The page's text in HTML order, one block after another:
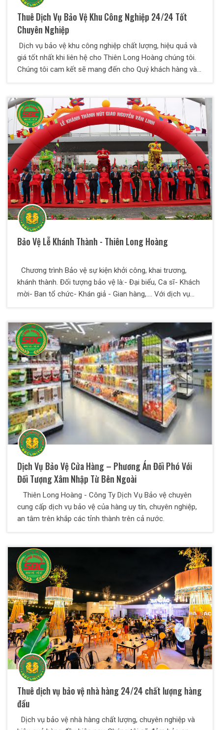
Thuê Dịch Vụ Bảo Vệ Khu Công Nghiệp 24/24 Tốt
Chuyên Nghiệp
Dịch vụ bảo vệ khu công nghiệp chất lượng, hiệu quả và
giá tốt nhất khi liên hệ cho Thiên Long Hoàng chúng tôi.
Chúng tôi cam kết sẽ mang đến cho Quý khách hàng và
Bảo Vệ Lễ Khánh Thành - Thiên Long Hoàng
Chương trình Bảo vệ sự kiện khởi công, khai trương,
khánh thành. Đối tượng bảo vệ là:- Đại biểu, Ca sĩ- Khách
mời- Ban tổ chức- Khán giả - Gian hàng,.... Với dịch vụ
kinh doanh của mình.
Dịch Vụ Bảo Vệ Cửa Hàng – Phương Án Đối Phó Với
Đối Tượng Xâm Nhập Từ Bên Ngoài
Thiên Long Hoàng - Công Ty Dịch Vụ Bảo vệ chuyên
cung cấp dịch vụ bảo vệ của hàng uy tín, chuyên nghiệp,
an tâm trên khắp các tỉnh thành trên cả nước.
Thuê dịch vụ bảo vệ nhà hàng 24/24 chất lượng hàng
đầu
Dịch vụ bảo vệ nhà hàng chất lượng, chuyên nghiệp và